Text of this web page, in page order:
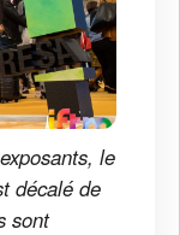
le
décalé de
sont